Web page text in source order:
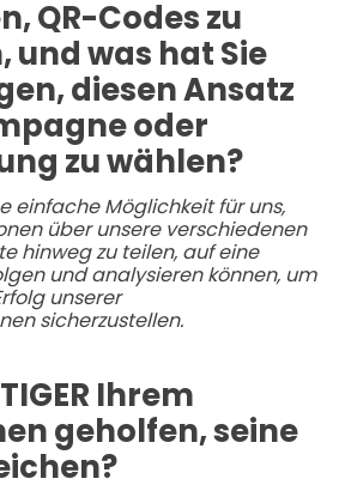
QR-Codes zu
und was hat Sie
diesen Ansatz
oder
zu wählen?
einfache Möglichkeit für uns,
über unsere verschiedenen
hinweg zu teilen, auf eine
und analysieren können, um
unserer
sicherzustellen.
Ihrem
geholfen, seine